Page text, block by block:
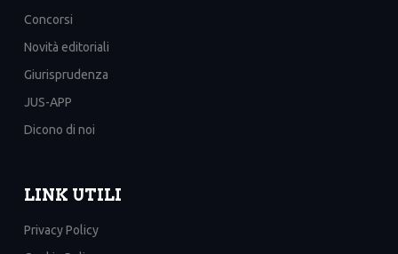
Concorsi
Novità editoriali
Giurisprudenza
JUS-APP
Dicono di noi
LINK UTILI
Privacy Policy